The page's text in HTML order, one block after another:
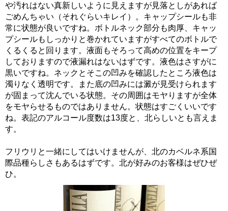
や汚れはない真新しいように見えますが見落としがあれば
ごめんちゃい（それぐらいキレイ）。キャップシールも非
常に状態が良いですね。ボトルネック部分も肉厚、キャッ
プシールもしっかりと巻かれていますがすべてのボトルで
くるくると回ります。液面もそろって高めの位置をキープ
しておりますので液漏れはないはずです。液色はさすがに
黒いですね。ネックとそこの凹みを確認したところ液色は
濁りなく透明です。また底の凹みには澱が見受けられます
が固まって沈んでいる状態。その周囲はモヤりますが全体
をモヤらせるものではありません。状態はすごくいいです
ね。表記のアルコール度数は13度と、北らしいとも言えま
す。
フリウリと一緒にしてはいけませんが、北のカベルネ系国
際品種らしさもあるはずです。北が好みのお客様はぜひぜ
ひ。